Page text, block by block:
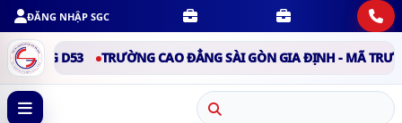
ĐĂNG NHẬP SGC
D53 TRƯỜNG CAO ĐẲNG SÀI GÒN GIA ĐỊNH - MÃ TRƯỜNG D53